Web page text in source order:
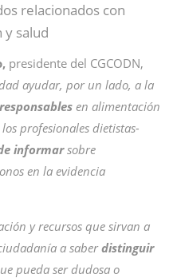
relacionados con
salud
presidente del CGCODN,
ayudar, por un lado, a la
en alimentación
profesionales dietistas-
informarsobre
en la evidencia
y recursos que sirvan a
a saberdistinguir
pueda ser dudosa o